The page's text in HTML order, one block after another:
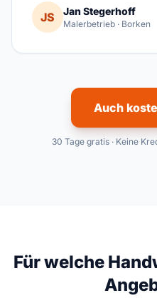
JS Jan Stegerhoff
Malerbetrieb · Borken
Auch
30 Tage gratis · Keine
Für welche